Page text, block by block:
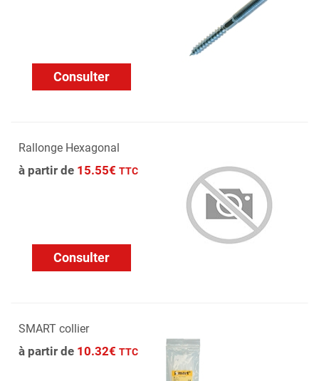
Consulter
Rallonge Hexagonal
à partir de 15.55€ TTC
Consulter
SMART collier
à partir de 10.32€ TTC